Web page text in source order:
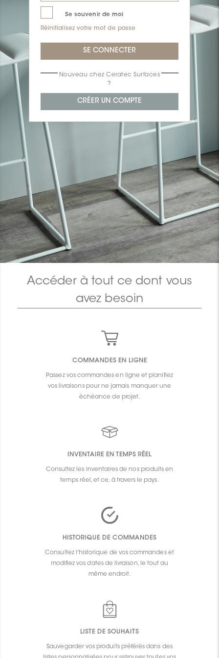
Se souvenir de moi
Réinitialisez votre mot de passe
Nouveau chez Ceratec Surfaces
?
Accéder à tout ce dont vous
avez besoin
COMMANDES EN LIGNE
Passez vos commandes en ligne et planifiez
vos livraisons pour ne jamais manquer une
échéance de projet.
INVENTAIRE EN TEMPS RÉEL
Consultez les inventaires de nos produits en
temps réel, et ce, à travers le pays.
HISTORIQUE DE COMMANDES
Consultez l'historique de vos commandes et
modifiez vos dates de livraison, le tout au
même endroit.
LISTE DE SOUHAITS
Sauvegarder vos produits préférés dans des